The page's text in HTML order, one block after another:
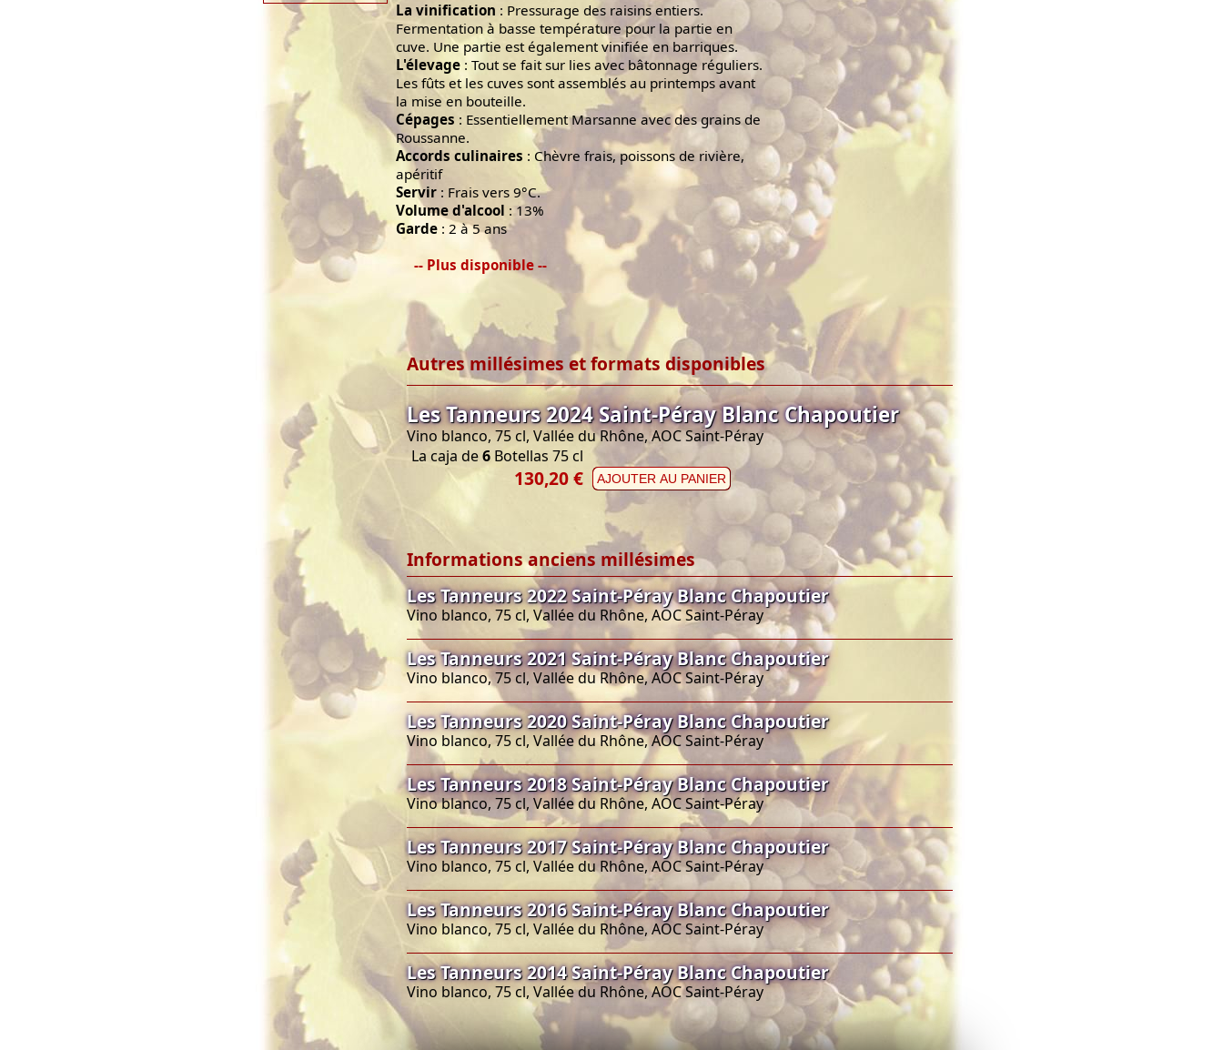
La vinification : Pressurage des raisins entiers.
Fermentation à basse température pour la partie en
cuve. Une partie est également vinifiée en barriques.
L'élevage : Tout se fait sur lies avec bâtonnage réguliers.
Les fûts et les cuves sont assemblés au printemps avant
la mise en bouteille.
Cépages : Essentiellement Marsanne avec des grains de
Roussanne.
Accords culinaires : Chèvre frais, poissons de rivière,
apéritif
Servir : Frais vers 9°C.
Volume d'alcool : 13%
Garde : 2 à 5 ans
-- Plus disponible --
Autres millésimes et formats disponibles
Les Tanneurs 2024 Saint-Péray Blanc Chapoutier
Vino blanco, 75 cl, Vallée du Rhône, AOC Saint-Péray
La caja de6 Botellas 75 cl
130,20 € AJOUTER AU PANIER
Informations anciens millésimes
Les Tanneurs 2022 Saint-Péray Blanc Chapoutier
Vino blanco, 75 cl, Vallée du Rhône, AOC Saint-Péray
Les Tanneurs 2021 Saint-Péray Blanc Chapoutier
Vino blanco, 75 cl, Vallée du Rhône, AOC Saint-Péray
Les Tanneurs 2020 Saint-Péray Blanc Chapoutier
Vino blanco, 75 cl, Vallée du Rhône, AOC Saint-Péray
Les Tanneurs 2018 Saint-Péray Blanc Chapoutier
Vino blanco, 75 cl, Vallée du Rhône, AOC Saint-Péray
Les Tanneurs 2017 Saint-Péray Blanc Chapoutier
Vino blanco, 75 cl, Vallée du Rhône, AOC Saint-Péray
Les Tanneurs 2016 Saint-Péray Blanc Chapoutier
Vino blanco, 75 cl, Vallée du Rhône, AOC Saint-Péray
Les Tanneurs 2014 Saint-Péray Blanc Chapoutier
Vino blanco, 75 cl, Vallée du Rhône, AOC Saint-Péray